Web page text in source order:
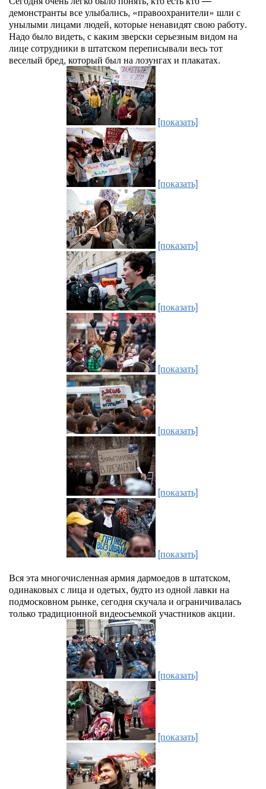
демонстранты все улыбались, «правоохранители» шли с
унылыми лицами людей, которые ненавидят свою работу.
Надо было видеть, с каким зверски серьезным видом на
лице сотрудники в штатском переписывали весь тот
веселый бред, который был на лозунгах и плакатах.
[показать]
[показать]
[показать]
[показать]
[показать]
[показать]
[показать]
[показать]
Вся эта многочисленная армия дармоедов в штатском,
одинаковых с лица и одетых, будто из одной лавки на
подмосковном рынке, сегодня скучала и ограничивалась
только традиционной видеосъемкой участников акции.
[показать]
[показать]